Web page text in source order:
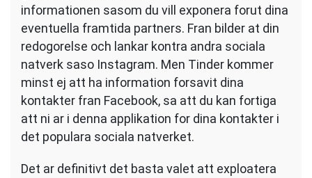
informationen sasom du vill exponera forut dina
eventuella framtida partners. Fran bilder at din
redogorelse och lankar kontra andra sociala
natverk saso Instagram. Men Tinder kommer
minst ej att ha information forsavit dina
kontakter fran Facebook, sa att du kan fortiga
att ni ar i denna applikation for dina kontakter i
det populara sociala natverket.
Det ar definitivt det basta valet att exploatera